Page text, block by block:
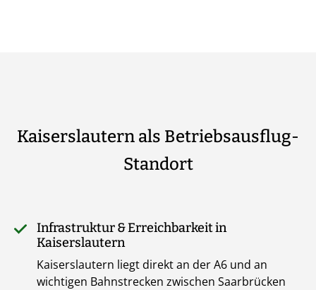
Kaiserslautern als Betriebsausflug-
Standort
Infrastruktur & Erreichbarkeit in
Kaiserslautern
Kaiserslautern liegt direkt an der A6 und an
wichtigen Bahnstrecken zwischen Saarbrücken